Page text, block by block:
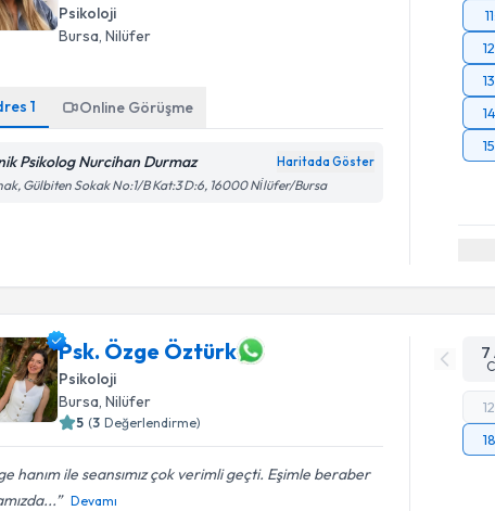
Psikoloji
Bursa , Nilüfer
1 Online Görüşme
Psikolog Nurcihan Durmaz Haritada Göster
Gülbiten Sokak No:1/B Kat:3 D:6, 16000 Ni̇lüfer/Bursa
Psk. Özge Öztürk
Psikoloji
Bursa, Nilüfer
5 (3 Değerlendirme)
hanım ile seansımız çok verimli geçti. Eşimle beraber
Devamı
7